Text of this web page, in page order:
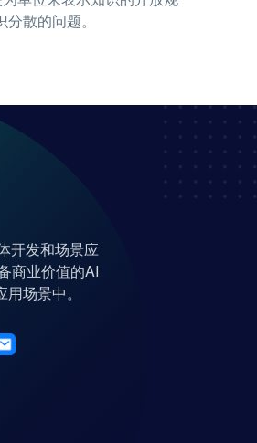
散的问题。
开发和场景应
商业价值的AI
场景中。